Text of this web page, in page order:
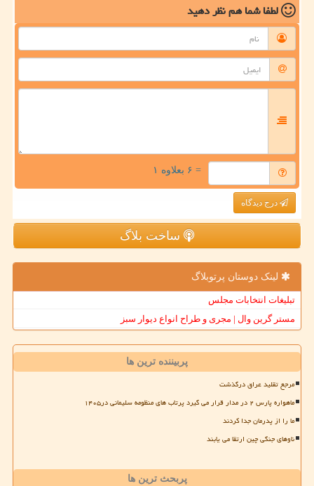
لطفا شما همنظر دهید
= ۶ بعلاوه ۱
درج دیدگاه
ساخت بلاگ
لینک دوستان پرتوبلاگ
تبلیغات انتخابات مجلس
مستر گرین وال | مجری و طراح انواع دیوار سبز
پربیننده ترین ها
مرجع تقلید عراق درگذشت
ماهواره پارس ۲ در مدار قرار می گیرد پرتاب های منظومه سلیمانی در۱۴۰۵
ما را از پدرمان جدا کردند
ناوهای جنگی چین ارتقا می یابند
پربحث ترین ها